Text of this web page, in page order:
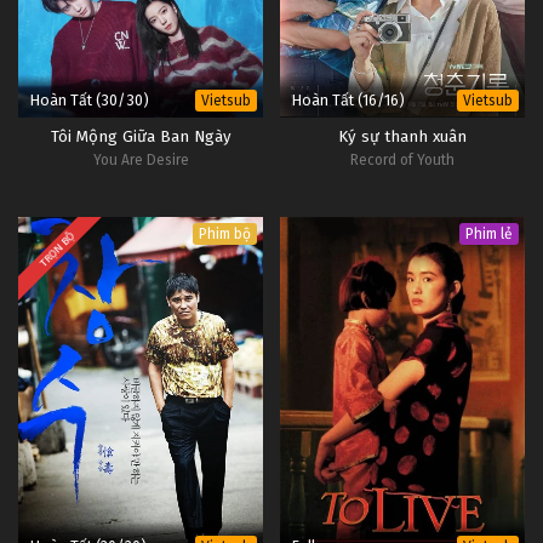
Hoàn Tất (30/30) Vietsub
Tôi Mộng Giữa Ban Ngày
You Are Desire
Hoàn Tất (16/16) Vietsub
Ký sự thanh xuân
Record of Youth
TRỌN BỘ Phim bộ Phim lẻ